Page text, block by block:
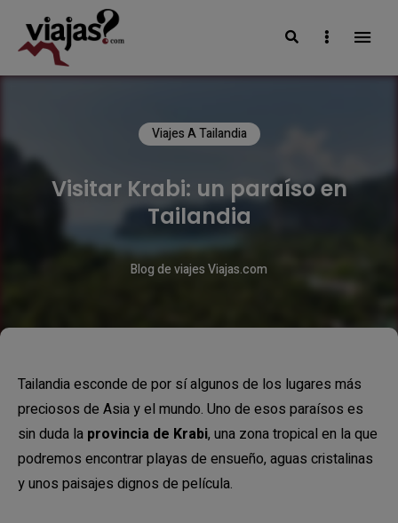
VIAJAS BLOG
SearchSidebar
Viajes A Tailandia
Visitar Krabi: un paraíso en
Tailandia
Blog de viajes Viajas.com
Tailandia esconde de por sí algunos de los lugares más
preciosos de Asia y el mundo. Uno de esos paraísos es
sin duda la provincia de Krabi, una zona tropical en la que
podremos encontrar playas de ensueño, aguas cristalinas
y unos paisajes dignos de película.